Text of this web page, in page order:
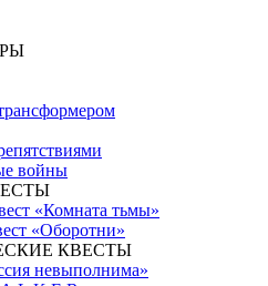
войны
«Комната тьмы»
«Оборотни»
КВЕСТЫ
невыполнима»